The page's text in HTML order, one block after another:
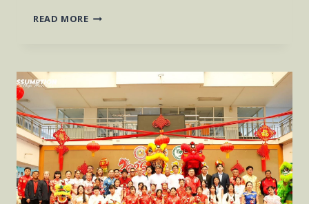
READ MOREเข้า
ฉลอง
เทศกาล
ตรุษ
จีน
ของ
โรง
เรียน
อัส
สัมชัญ
ศรีราชา